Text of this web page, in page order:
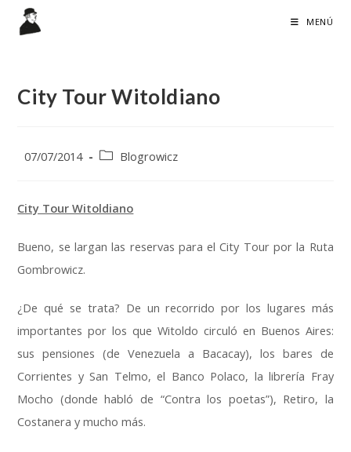
MENÚ
City Tour Witoldiano
Publicación
entrada:
07/07/2014
Categoría
entrada:
Blogrowicz
City Tour Witoldiano
Bueno, se largan las reservas para el City Tour por la Ruta
Gombrowicz.
¿De qué se trata? De un recorrido por los lugares más
importantes por los que Witoldo circuló en Buenos Aires:
sus pensiones (de Venezuela a Bacacay), los bares de
Corrientes y San Telmo, el Banco Polaco, la librería Fray
Mocho (donde habló de “Contra los poetas”), Retiro, la
Costanera y mucho más.